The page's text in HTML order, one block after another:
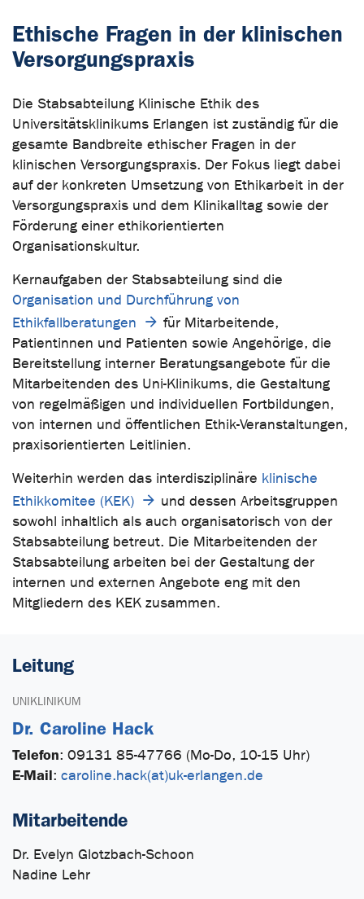
Ethische Fragen in der klinischen
Versorgungspraxis
Die Stabsabteilung Klinische Ethik des
Universitätsklinikums Erlangen ist zuständig für die
gesamte Bandbreite ethischer Fragen in der
klinischen Versorgungspraxis. Der Fokus liegt dabei
auf der konkreten Umsetzung von Ethikarbeit in der
Versorgungspraxis und dem Klinikalltag sowie der
Förderung einer ethikorientierten
Organisationskultur.
Kernaufgaben der Stabsabteilung sind die
Organisation und Durchführung von
Ethikfallberatungen
für Mitarbeitende,
Patientinnen und Patienten sowie Angehörige, die
Bereitstellung interner Beratungsangebote für die
Mitarbeitenden des Uni-Klinikums, die Gestaltung
von regelmäßigen und individuellen Fortbildungen,
von internen und öffentlichen Ethik-Veranstaltungen,
praxisorientierten Leitlinien.
Weiterhin werden das interdisziplinäre klinische
Ethikkomitee (KEK)
und dessen Arbeitsgruppen
sowohl inhaltlich als auch organisatorisch von der
Stabsabteilung betreut. Die Mitarbeitenden der
Stabsabteilung arbeiten bei der Gestaltung der
internen und externen Angebote eng mit den
Mitgliedern des KEK zusammen.
Leitung
UNIKLINIKUM
Dr. Caroline Hack
Telefon: 09131 85-47766 (Mo-Do, 10-15 Uhr)
E-Mail: caroline.hack(at)uk-erlangen.de
Mitarbeitende
Dr. Evelyn Glotzbach-Schoon
Nadine Lehr